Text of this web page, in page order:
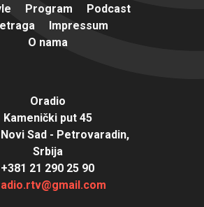
Program
Podcast
Impressum
O nama
Oradio
Kamenički put 45
Sad - Petrovaradin,
Srbija
+381 21 290 25 90